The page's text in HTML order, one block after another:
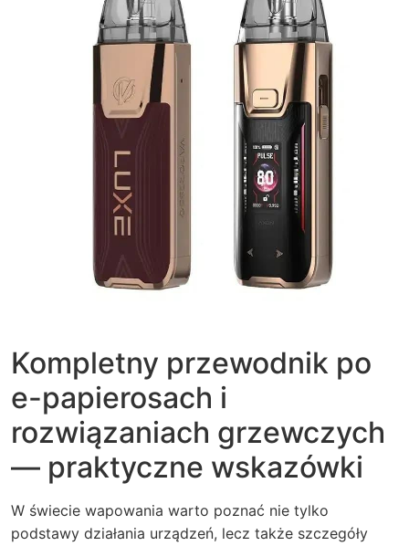
Kompletny przewodnik po
e-papierosach i
rozwiązaniach grzewczych
— praktyczne wskazówki
W świecie wapowania warto poznać nie tylko
podstawy działania urządzeń, lecz także szczegóły